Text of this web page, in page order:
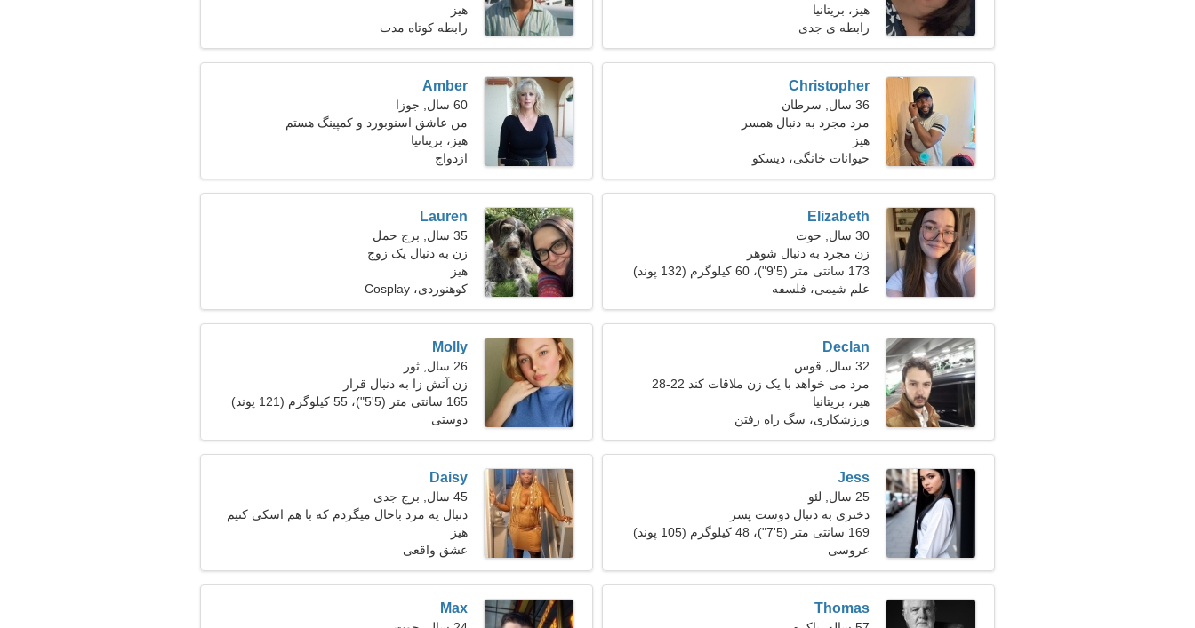
هیز، بریتانیا
رابطه ی جدی
دیدنی هستم
هیز
رابطه کوتاه مدت
Christopher
36 سال, سرطان
مرد مجرد به دنبال همسر
هیز
حیوانات خانگی، دیسکو
Amber
60 سال, جوزا
من عاشق اسنوبورد و کمپینگ هستم
هیز، بریتانیا
ازدواج
Elizabeth
30 سال, حوت
زن مجرد به دنبال شوهر
173 سانتی متر (5'9")، 60 کیلوگرم (132 پوند)
علم شیمی، فلسفه
Lauren
35 سال, برج حمل
زن به دنبال یک زوج
هیز
کوهنوردی، Cosplay
Declan
32 سال, قوس
مرد می خواهد با یک زن ملاقات کند 22-28
هیز، بریتانیا
ورزشکاری، سگ راه رفتن
Molly
26 سال, ثور
زن آتش زا به دنبال قرار
165 سانتی متر (5'5")، 55 کیلوگرم (121 پوند)
دوستی
Jess
25 سال, لئو
دختری به دنبال دوست پسر
169 سانتی متر (5'7")، 48 کیلوگرم (105 پوند)
عروسی
Daisy
45 سال, برج جدی
دنبال یه مرد باحال میگردم که با هم اسکی کنیم
هیز
عشق واقعی
Thomas
Max